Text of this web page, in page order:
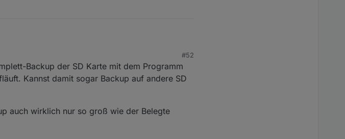
#52
Backup der SD Karte mit dem Programm
Kannst damit sogar Backup auf andere SD
auch wirklich nur so groß wie der Belegte